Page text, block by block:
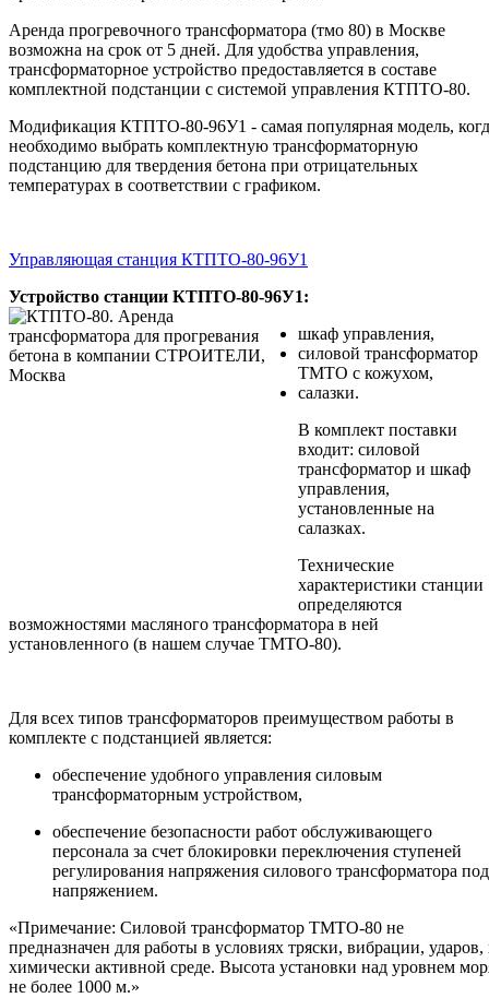
Аренда прогревочного трансформатора (тмо 80) в Москве
возможна на срок от 5 дней. Для удобства управления,
трансформаторное устройство предоставляется в составе
комплектной подстанции с системой управления КТПТО-80.
Модификация КТПТО-80-96У1 - самая популярная модель,
необходимо выбрать комплектную трансформаторную
подстанцию для твердения бетона при отрицательных
температурах в соответствии с графиком.
Управляющая станция КТПТО-80-96У1
Устройство станции КТПТО-80-96У1:
шкаф управления,
силовой трансформатор
ТМТО с кожухом,
салазки.
В комплект поставки
входит: силовой
трансформатор и шкаф
управления,
установленные на
салазках.
Технические
характеристики станции
определяются
возможностями масляного трансформатора в ней
установленного (в нашем случае ТМТО-80).
Для всех типов трансформаторов преимуществом работы в
комплекте с подстанцией является:
обеспечение удобного управления силовым
трансформаторным устройством,
обеспечение безопасности работ обслуживающего
персонала за счет блокировки переключения ступеней
регулирования напряжения силового трансформатора под
напряжением.
Примечание: Силовой трансформатор ТМТО-80 не
предназначен для работы в условиях тряски, вибрации, ударов,
химически активной среде. Высота установки над уровнем
не более 1000 м.